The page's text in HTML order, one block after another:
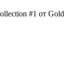
#1 от Gold